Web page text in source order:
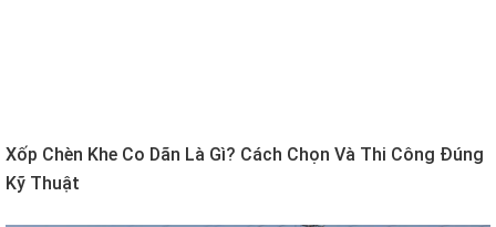
Xốp Chèn Khe Co Dãn Là Gì? Cách Chọn Và Thi Công Đúng
Kỹ Thuật